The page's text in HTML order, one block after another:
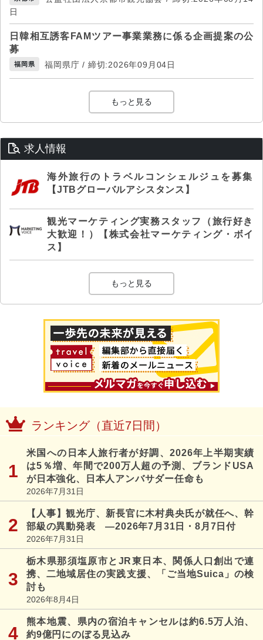
日
日韓相互誘客FAMツアー事業業務に係る企画提案の公
募
福岡県 福岡県庁 / 締切:2026年09月04日
もっと見る
求人情報
海外旅行のトラベルコンシェルジュを募集
【JTBグローバルアシスタンス】
観光マーケティング実務スタッフ（旅行好き
大歓迎！）【株式会社マーケティング・ボイ
ス】
もっと見る
ランキング（直近7日間）
米国への日本人旅行者が好調、2026年上半期実績
は5％増、年間で200万人超の予測、ブランドUSA
が日本強化、日本人アンバサダー任命も
2026年7月31日
【人事】観光庁、新長官に木村典央氏が就任へ、幹
部級の異動発表 ―2026年7月31日・8月7日付
2026年7月31日
栃木県那須塩原市とJR東日本、関係人口創出で連
携、二地域居住の実践支援、「ご当地Suica」の検
討も
2026年8月4日
熊本地震、県内の宿泊キャンセルは約6.5万人泊、
約9億円にのぼる見込み